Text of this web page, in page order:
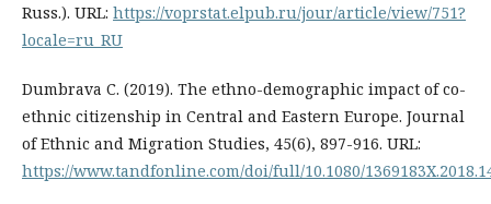
Russ.). URL: https://voprstat.elpub.ru/jour/article/view/751?
locale=ru_RU
Dumbrava C. (2019). The ethno-demographic impact of co-
ethnic citizenship in Central and Eastern Europe. Journal
of Ethnic and Migration Studies, 45(6), 897-916. URL:
https://www.tandfonline.com/doi/full/10.1080/